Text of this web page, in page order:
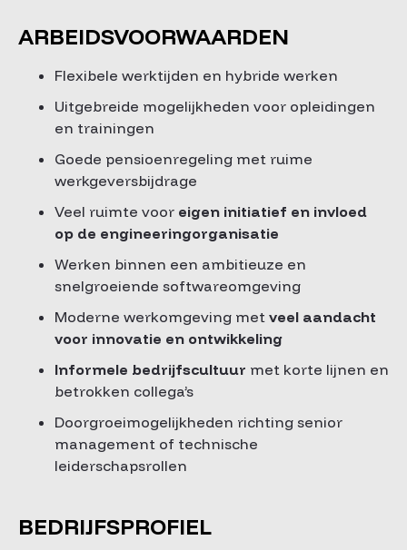
ARBEIDSVOORWAARDEN
Flexibele werktijden en hybride werken
Uitgebreide mogelijkheden voor opleidingen
en trainingen
Goede pensioenregeling met ruime
werkgeversbijdrage
Veel ruimte voor eigen initiatief en invloed
op de engineeringorganisatie
Werken binnen een ambitieuze en
snelgroeiende softwareomgeving
Moderne werkomgeving met veel aandacht
voor innovatie en ontwikkeling
Informele bedrijfscultuur met korte lijnen en
betrokken collega’s
Doorgroeimogelijkheden richting senior
management of technische
leiderschapsrollen
BEDRIJFSPROFIEL